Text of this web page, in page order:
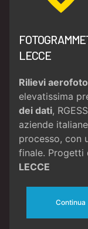
LECCE
Rilievi
elevatissima
dei dati,
aziende
processo, con
finale. Progetti
LECCE
Continua